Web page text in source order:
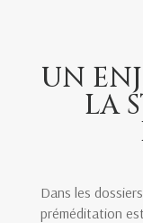
UN
LA
Dans les
préméditation